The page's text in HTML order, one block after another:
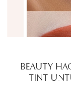
BEAUTY
TINT